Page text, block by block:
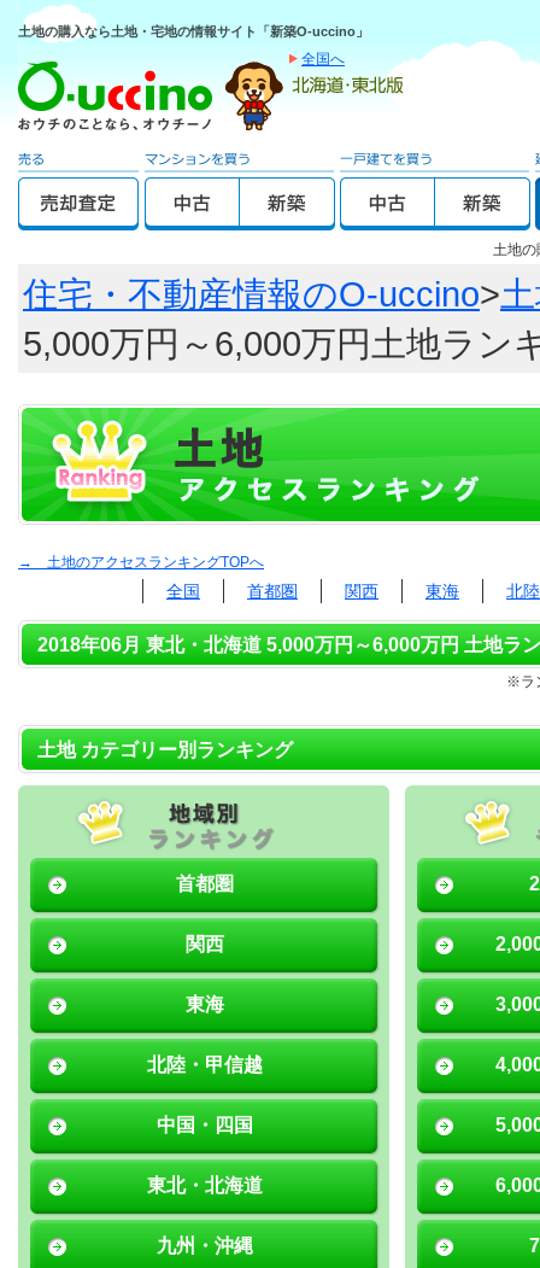
土地の購入なら土地・宅地の情報サイト「新築O-uccino」
全国へ
土地
住宅・不動産情報のO-uccino>
5,000万円～6,000万円土地ラン
→ 土地のアクセスランキングTOPへ
全国 首都圏 関西 東海 北
2018年06月 東北・北海道 5,000万円～6,000万円 土地ラ
※ラ
土地 カテゴリー別ランキング
首都圏
関西
東海
北陸・甲信越
中国・四国
東北・北海道
九州・沖縄